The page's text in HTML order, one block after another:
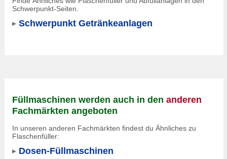
Schwerpunkt-Seiten.
Schwerpunkt Getränkeanlagen
Füllmaschinen werden auch in den anderen
Fachmärkten angeboten
In unseren anderen Fachmärkten findest du Ähnliches zu
Flaschenfüller:
Dosen-Füllmaschinen